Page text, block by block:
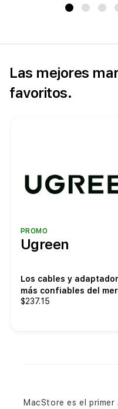
Las mejores
favoritos.
PROMO
Ugreen
Los cables y
más confiables del
$237.15
MacStore es el primer